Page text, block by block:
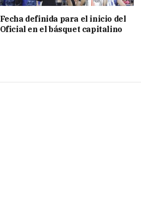
Fecha definida para el inicio del
Oficial en el básquet capitalino